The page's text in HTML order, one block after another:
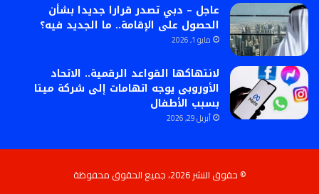
عاجل – دبي تصدر قرارا جديدا بشأن
الحصول على الإقامة.. ما الجديد فيه؟
مايو 1, 2026
لانتهاكها القواعد الرقمية.. الاتحاد
الأوروبى يوجه اتهامات إلى شركة ميتا
بسبب الأطفال
أبريل 29, 2026
© حقوق النشر 2026، جميع الحقوق محفوظة